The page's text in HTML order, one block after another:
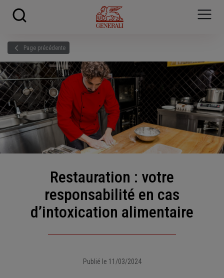
Page précédente
Restauration : votre
responsabilité en cas
d’intoxication alimentaire
Publié le 11/03/2024